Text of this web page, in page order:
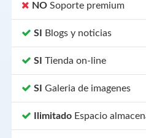
NO Soporte premium
SI Blogs y noticias
SI Tienda on-line
SI Galeria de imagenes
Ilimitado Espacio